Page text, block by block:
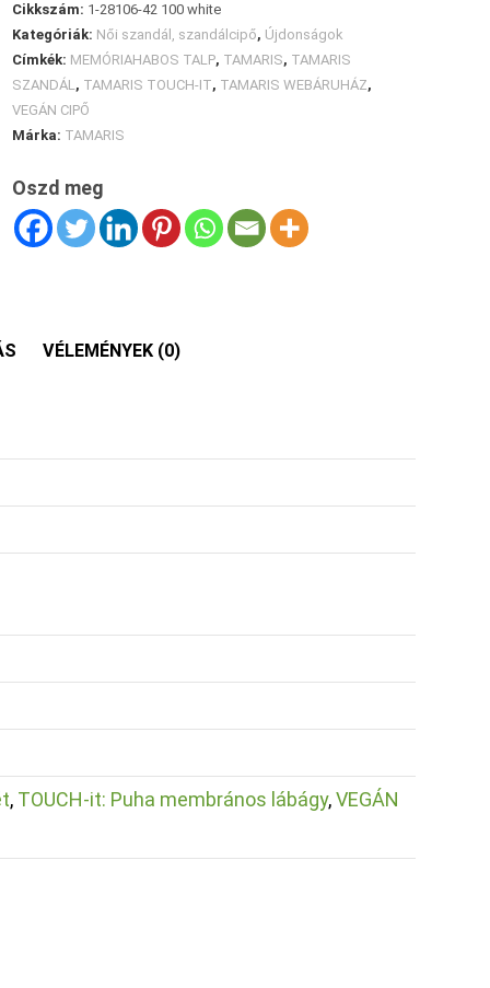
Cikkszám: 1-28106-42 100 white
Kategóriák: Női szandál, szandálcipő, Újdonságok
Címkék: MEMÓRIAHABOS TALP, TAMARIS, TAMARIS
SZANDÁL, TAMARIS TOUCH-IT, TAMARIS WEBÁRUHÁZ,
VEGÁN CIPŐ
Márka: TAMARIS
Oszd meg
VÉLEMÉNYEK (0)
, TOUCH-it: Puha membrános lábágy,VEGÁN